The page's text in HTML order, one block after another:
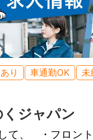
り 車通勤OK 未
ジャパン
、 ・フロント